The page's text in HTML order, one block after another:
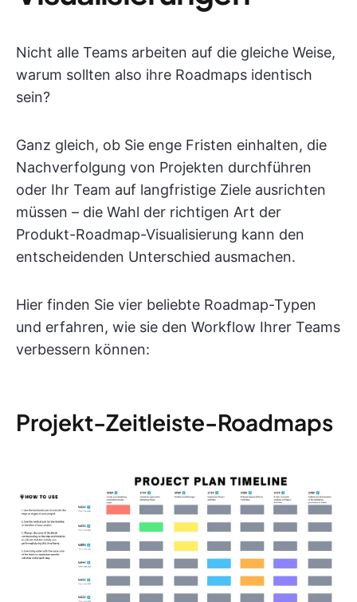
Nicht alle Teams arbeiten auf die gleiche Weise,
warum sollten also ihre Roadmaps identisch
sein?
Ganz gleich, ob Sie enge Fristen einhalten, die
Nachverfolgung von Projekten durchführen
oder Ihr Team auf langfristige Ziele ausrichten
müssen – die Wahl der richtigen Art der
Produkt-Roadmap-Visualisierung kann den
entscheidenden Unterschied ausmachen.
Hier finden Sie vier beliebte Roadmap-Typen
und erfahren, wie sie den Workflow Ihrer Teams
verbessern können:
Projekt-Zeitleiste-Roadmaps